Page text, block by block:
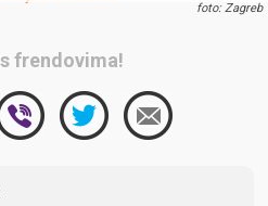
foto: Zagreb
frendovima!